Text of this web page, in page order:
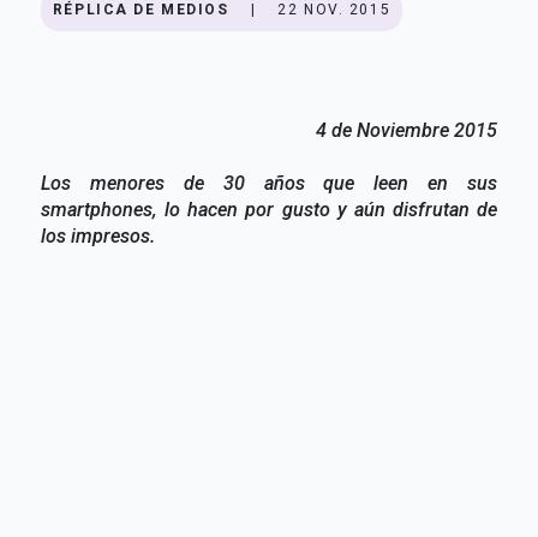
RÉPLICA DE MEDIOS 22 NOV. 2015
4 de Noviembre 2015
Los menores de 30 años que leen en sus
smartphones, lo hacen por gusto y aún disfrutan de
los impresos.